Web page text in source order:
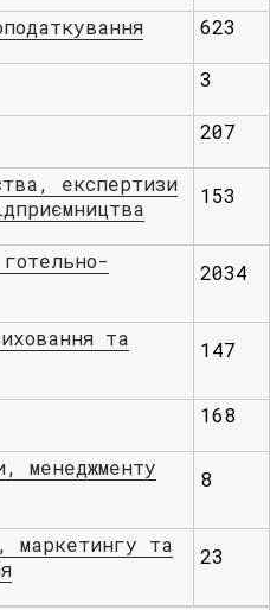
623
3
207
експертизи
153
2034
та
147
168
менеджменту
8
маркетингу та
23